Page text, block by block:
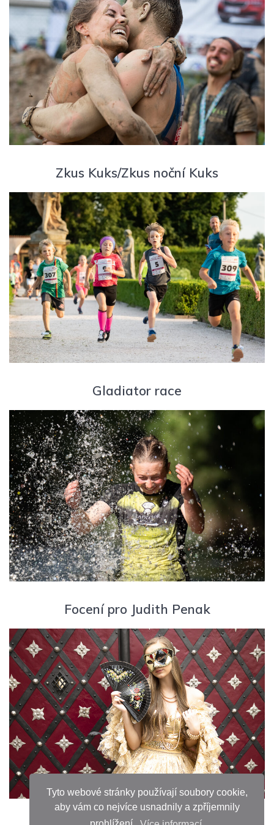
Tyto webové stránky používají soubory cookie,
aby vám co nejvíce usnadnily a zpříjemnily
Zkus Kuks/Zkus noční Kuks
Gladiator race
Focení pro Judith Penak